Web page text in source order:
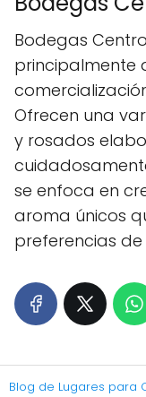
Bodegas
principalmente
Ofrecen una
y rosados
se enfoca en
aroma únicos
preferencias
Blog de Lugares para